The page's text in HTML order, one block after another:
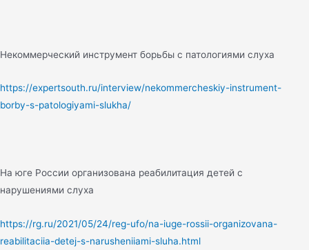
Некоммерческий инструмент борьбы с патологиями слуха
https://expertsouth.ru/interview/nekommercheskiy-instrument-
borby-s-patologiyami-slukha/
На юге России организована реабилитация детей с
нарушениями слуха
https://rg.ru/2021/05/24/reg-ufo/na-iuge-rossii-organizovana-
reabilitaciia-detej-s-narusheniiami-sluha.html